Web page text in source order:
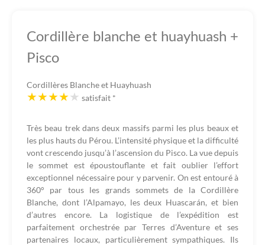
Cordillère blanche et huayhuash +
Pisco
Cordillères Blanche et Huayhuash
satisfait *
Très beau trek dans deux massifs parmi les plus beaux et
les plus hauts du Pérou. L’intensité physique et la difficulté
vont crescendo jusqu’à l’ascension du Pisco. La vue depuis
le sommet est époustouflante et fait oublier l’effort
exceptionnel nécessaire pour y parvenir. On est entouré à
360° par tous les grands sommets de la Cordillère
Blanche, dont l’Alpamayo, les deux Huascarán, et bien
d’autres encore. La logistique de l’expédition est
parfaitement orchestrée par Terres d’Aventure et ses
partenaires locaux, particulièrement sympathiques. Ils